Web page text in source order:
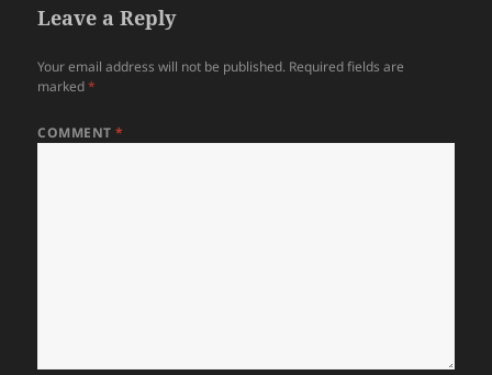
Leave a Reply
Your email address will not be published. Required fields are
marked*
COMMENT*